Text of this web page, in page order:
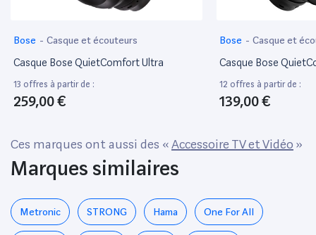
Bose - Casque et écouteurs
Casque Bose QuietComfort Ultra
13 offres à partir de :
259,00 €
Bose - Casque et
Casque Bose
12 offres à partir de :
139,00 €
Ces marques ont aussi des «Accessoire TV et Vidéo »
Marques similaires
Metronic STRONG Hama One For All